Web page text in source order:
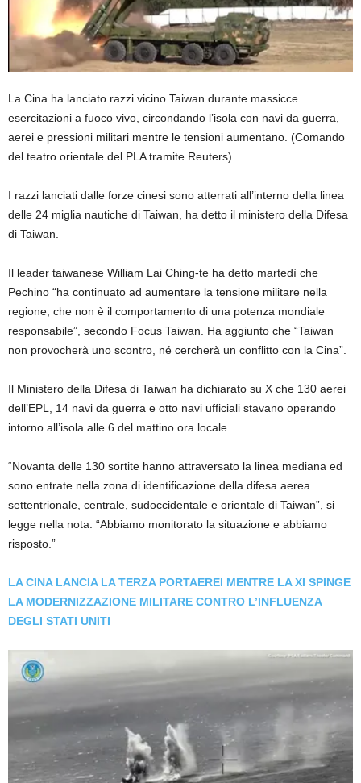
La Cina ha lanciato razzi vicino Taiwan durante massicce
esercitazioni a fuoco vivo, circondando l’isola con navi da guerra,
aerei e pressioni militari mentre le tensioni aumentano. (Comando
del teatro orientale del PLA tramite Reuters)
I razzi lanciati dalle forze cinesi sono atterrati all’interno della linea
delle 24 miglia nautiche di Taiwan, ha detto il ministero della Difesa
di Taiwan.
Il leader taiwanese William Lai Ching-te ha detto martedì che
Pechino “ha continuato ad aumentare la tensione militare nella
regione, che non è il comportamento di una potenza mondiale
responsabile”, secondo Focus Taiwan. Ha aggiunto che “Taiwan
non provocherà uno scontro, né cercherà un conflitto con la Cina”.
Il Ministero della Difesa di Taiwan ha dichiarato su X che 130 aerei
dell’EPL, 14 navi da guerra e otto navi ufficiali stavano operando
intorno all’isola alle 6 del mattino ora locale.
“Novanta delle 130 sortite hanno attraversato la linea mediana ed
sono entrate nella zona di identificazione della difesa aerea
settentrionale, centrale, sudoccidentale e orientale di Taiwan”, si
legge nella nota. “Abbiamo monitorato la situazione e abbiamo
risposto.”
LA CINA LANCIA LA TERZA PORTAEREI MENTRE LA XI SPINGE
LA MODERNIZZAZIONE MILITARE CONTRO L’INFLUENZA
DEGLI STATI UNITI